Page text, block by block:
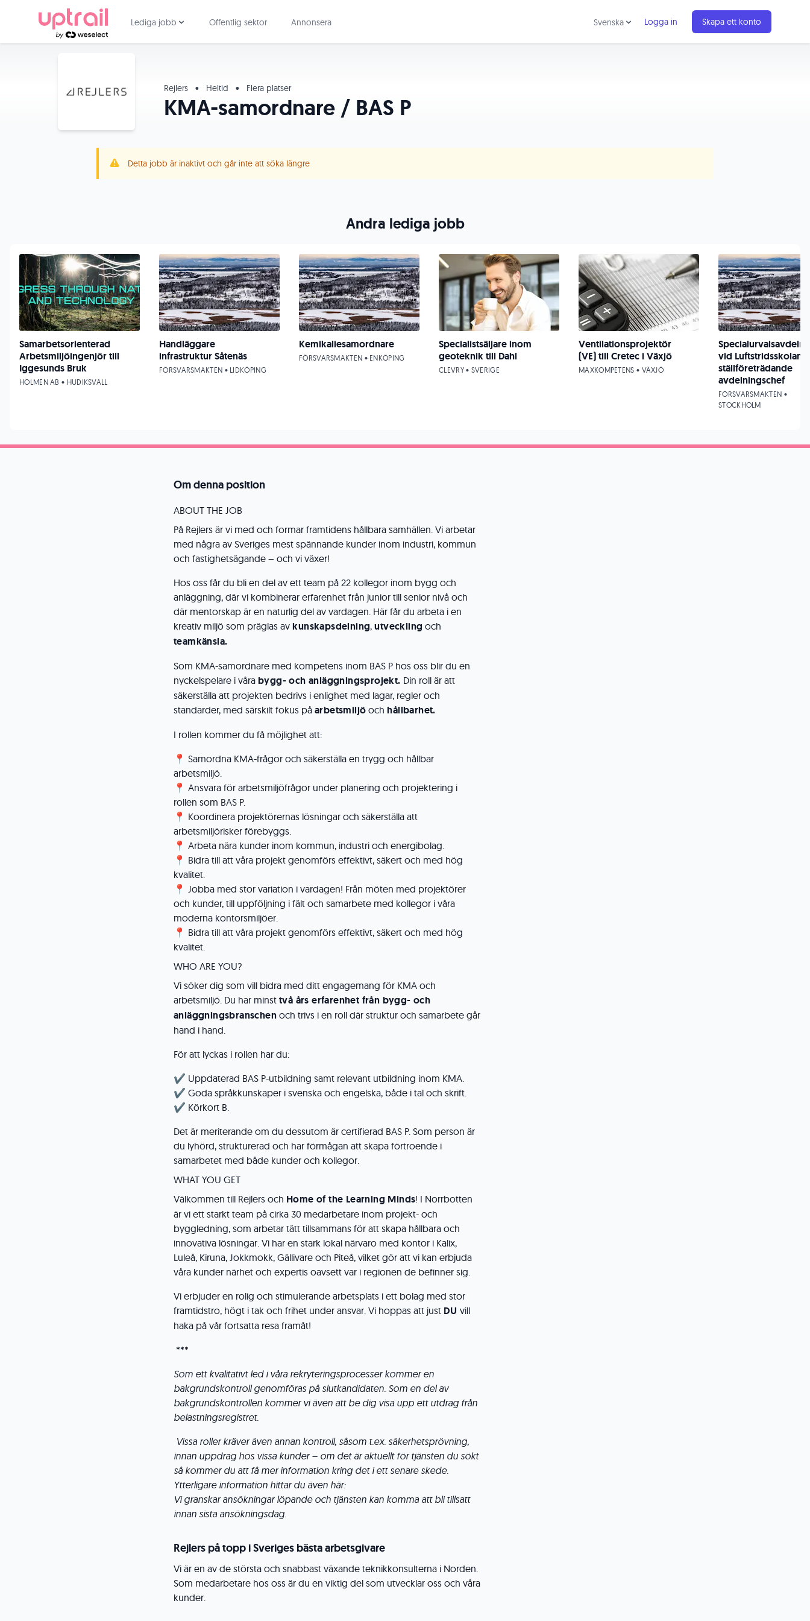
Lediga jobb Offentlig sektor Annonsera Svenska Logga in Skapa ett konto
Rejlers • Heltid • Flera platser
KMA-samordnare / BAS P
Detta jobb är inaktivt och går inte att söka längre
Om denna position
ABOUT THE JOB
På Rejlers är vi med och formar framtidens hållbara samhällen. Vi arbetar
med några av Sveriges mest spännande kunder inom industri, kommun
och fastighetsägande – och vi växer!
Hos oss får du bli en del av ett team på 22 kollegor inom bygg och
anläggning, där vi kombinerar erfarenhet från junior till senior nivå och
där mentorskap är en naturlig del av vardagen. Här får du arbeta i en
kreativ miljö som präglas av kunskapsdelning,utveckling och
teamkänsla.
Som KMA-samordnare med kompetens inom BAS P hos oss blir du en
nyckelspelare i våra bygg- och anläggningsprojekt. Din roll är att
säkerställa att projekten bedrivs i enlighet med lagar, regler och
standarder, med särskilt fokus på arbetsmiljö ochhållbarhet.
I rollen kommer du få möjlighet att:
📍 Samordna KMA-frågor och säkerställa en trygg och hållbar
arbetsmiljö.
📍 Ansvara för arbetsmiljöfrågor under planering och projektering i
rollen som BAS P.
📍 Koordinera projektörernas lösningar och säkerställa att
arbetsmiljörisker förebyggs.
📍 Arbeta nära kunder inom kommun, industri och energibolag.
📍 Bidra till att våra projekt genomförs effektivt, säkert och med hög
kvalitet.
📍 Jobba med stor variation i vardagen! Från möten med projektörer
och kunder, till uppföljning i fält och samarbete med kollegor i våra
moderna kontorsmiljöer.
📍 Bidra till att våra projekt genomförs effektivt, säkert och med hög
kvalitet.
WHO ARE YOU?
Vi söker dig som vill bidra med ditt engagemang för KMA och
arbetsmiljö. Du har minst två års erfarenhet från bygg- och
anläggningsbranschen och trivs i en roll där struktur och samarbete går
hand i hand.
För att lyckas i rollen har du:
✔️ Uppdaterad BAS P-utbildning samt relevant utbildning inom KMA.
✔️ Goda språkkunskaper i svenska och engelska, både i tal och skrift.
✔️ Körkort B.
Det är meriterande om du dessutom är certifierad BAS P. Som person är
du lyhörd, strukturerad och har förmågan att skapa förtroende i
samarbetet med både kunder och kollegor.
WHAT YOU GET
Välkommen till Rejlers och Home of the Learning Minds! I Norrbotten
är vi ett starkt team på cirka 30 medarbetare inom projekt- och
byggledning, som arbetar tätt tillsammans för att skapa hållbara och
innovativa lösningar. Vi har en stark lokal närvaro med kontor i Kalix,
Luleå, Kiruna, Jokkmokk, Gällivare och Piteå, vilket gör att vi kan erbjuda
våra kunder närhet och expertis oavsett var i regionen de befinner sig.
Vi erbjuder en rolig och stimulerande arbetsplats i ett bolag med stor
framtidstro, högt i tak och frihet under ansvar. Vi hoppas att just DU vill
haka på vår fortsatta resa framåt!
***
Som ett kvalitativt led i våra rekryteringsprocesser kommer en
bakgrundskontroll genomföras på slutkandidaten. Som en del av
bakgrundskontrollen kommer vi även att be dig visa upp ett utdrag från
belastningsregistret.
Vissa roller kräver även annan kontroll, såsom t.ex. säkerhetsprövning,
innan uppdrag hos vissa kunder – om det är aktuellt för tjänsten du sökt
så kommer du att få mer information kring det i ett senare skede.
Ytterligare information hittar du även här:
Vi granskar ansökningar löpande och tjänsten kan komma att bli tillsatt
innan sista ansökningsdag.
Rejlers på topp i Sveriges bästa arbetsgivare
Vi är en av de största och snabbast växande teknikkonsulterna i Norden.
Som medarbetare hos oss är du en viktig del som utvecklar oss och våra
kunder.
Andra lediga jobb
Samarbetsorienterad
Arbetsmiljöingenjör till
Iggesunds Bruk
HOLMEN AB • HUDIKSVALL
Handläggare
infrastruktur Såtenäs
FÖRSVARSMAKTEN • LIDKÖPING
Kemikaliesamordnare
FÖRSVARSMAKTEN • ENKÖPING
Specialistsäljare inom
geoteknik till Dahl
CLEVRY • SVERIGE
Ventilationsprojektör
(VE) till Cretec i Växjö
MAXKOMPETENS • VÄXJÖ
vid Luftstridsskolan
ställföreträdande
avdelningschef
FÖRSVARSMAKTEN •
STOCKHOLM